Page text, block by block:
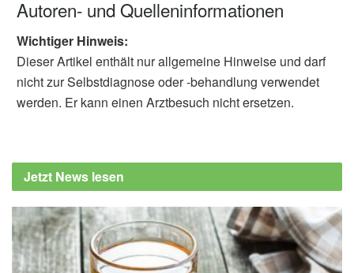
Autoren- und Quelleninformationen
Wichtiger Hinweis:
Dieser Artikel enthält nur allgemeine Hinweise und darf
nicht zur Selbstdiagnose oder -behandlung verwendet
werden. Er kann einen Arztbesuch nicht ersetzen.
Jetzt News lesen